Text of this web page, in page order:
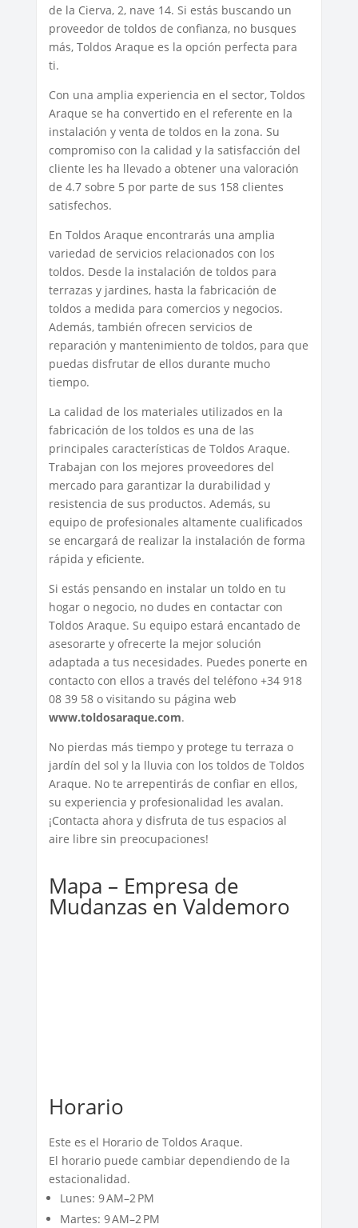
de la Cierva, 2, nave 14. Si estás buscando un
proveedor de toldos de confianza, no busques
más, Toldos Araque es la opción perfecta para
ti.
Con una amplia experiencia en el sector, Toldos
Araque se ha convertido en el referente en la
instalación y venta de toldos en la zona. Su
compromiso con la calidad y la satisfacción del
cliente les ha llevado a obtener una valoración
de 4.7 sobre 5 por parte de sus 158 clientes
satisfechos.
En Toldos Araque encontrarás una amplia
variedad de servicios relacionados con los
toldos. Desde la instalación de toldos para
terrazas y jardines, hasta la fabricación de
toldos a medida para comercios y negocios.
Además, también ofrecen servicios de
reparación y mantenimiento de toldos, para que
puedas disfrutar de ellos durante mucho
tiempo.
La calidad de los materiales utilizados en la
fabricación de los toldos es una de las
principales características de Toldos Araque.
Trabajan con los mejores proveedores del
mercado para garantizar la durabilidad y
resistencia de sus productos. Además, su
equipo de profesionales altamente cualificados
se encargará de realizar la instalación de forma
rápida y eficiente.
Si estás pensando en instalar un toldo en tu
hogar o negocio, no dudes en contactar con
Toldos Araque. Su equipo estará encantado de
asesorarte y ofrecerte la mejor solución
adaptada a tus necesidades. Puedes ponerte en
contacto con ellos a través del teléfono +34 918
08 39 58 o visitando su página web
www.toldosaraque.com.
No pierdas más tiempo y protege tu terraza o
jardín del sol y la lluvia con los toldos de Toldos
Araque. No te arrepentirás de confiar en ellos,
su experiencia y profesionalidad les avalan.
¡Contacta ahora y disfruta de tus espacios al
aire libre sin preocupaciones!
Mapa – Empresa de
Mudanzas en Valdemoro
Horario
Este es el Horario de Toldos Araque.
El horario puede cambiar dependiendo de la
estacionalidad.
Lunes: 9 AM–2 PM
Martes: 9 AM–2 PM